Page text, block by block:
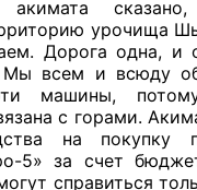
акимата
урочища
Дорога одна, и
всем и всюду
машины,
с горами.
на покупку
5» за счет
справиться